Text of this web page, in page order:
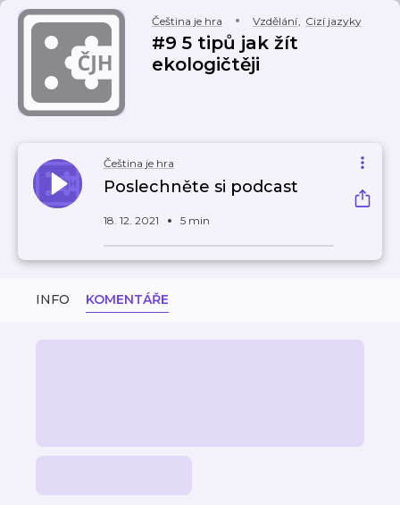
Čeština je hra Vzdělání, Cizí jazyky
#9 5 tipů jak žít
ekologičtěji
Čeština je hra
Poslechněte si podcast
18. 12. 2021 5 min
INFO KOMENTÁŘE